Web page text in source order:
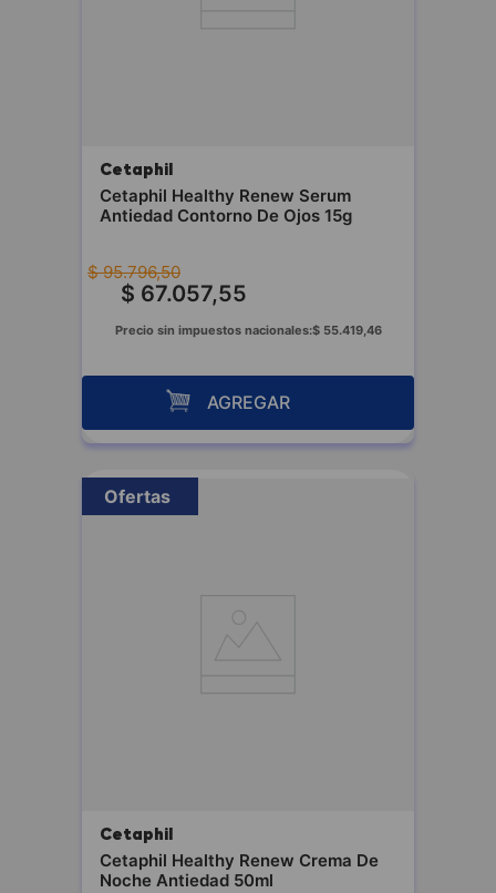
Cetaphil
Cetaphil Healthy Renew Serum
Antiedad Contorno De Ojos 15g
$ 95.796,50
$ 67.057,55
Precio sin impuestos nacionales:$ 55.419,46
AGREGAR
Ofertas
Cetaphil
Cetaphil Healthy Renew Crema De
Noche Antiedad 50ml